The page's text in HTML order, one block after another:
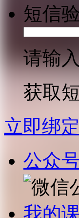
短信
请输
获取
立即绑定
公众
我的